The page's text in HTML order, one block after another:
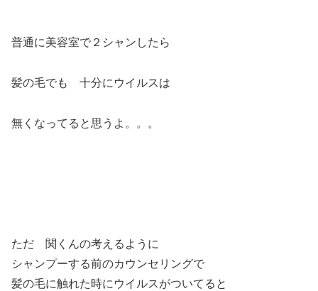
普通に美容室で２シャンしたら
髪の毛でも 十分にウイルスは
無くなってると思うよ。。。
ただ 関くんの考えるように
シャンプーする前のカウンセリングで
髪の毛に触れた時にウイルスがついてると